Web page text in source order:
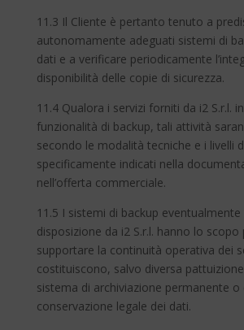
11.3 Il Cliente è pertanto tenuto a
autonomamente adeguati sistemi di
dati e a verificare periodicamente
disponibilità delle copie di sicurezza.
11.4 Qualora i servizi forniti da i2 S.r.l.
funzionalità di backup, tali attività
secondo le modalità tecniche e i livelli
specificamente indicati nella
nell’offerta commerciale.
11.5 I sistemi di backup eventualmente
disposizione da i2 S.r.l. hanno lo scopo
supportare la continuità operativa dei
costituiscono, salvo diversa
sistema di archiviazione permanente o
conservazione legale dei dati.